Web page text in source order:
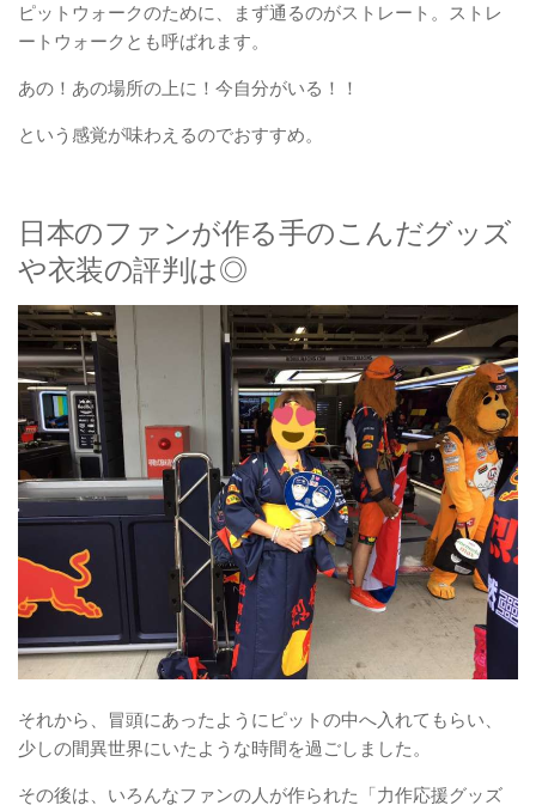
ピットウォークのために、まず通るのがストレート。ストレ
ートウォークとも呼ばれます。
あの！あの場所の上に！今自分がいる！！
という感覚が味わえるのでおすすめ。
日本のファンが作る手のこんだグッズ
や衣装の評判は◎
それから、冒頭にあったようにピットの中へ入れてもらい、
少しの間異世界にいたような時間を過ごしました。
その後は、いろんなファンの人が作られた「力作応援グッズ